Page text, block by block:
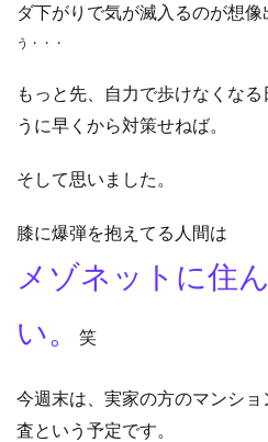
ダ下がりで気が滅入るのが想像
う・・・
もっと先、自力で歩けなくな
うに早くから対策せねば。
そして思いました。
膝に爆弾を抱えてる人間は
メゾネットに住
い。
笑
今週末は、実家の方のマンシ
査という予定です。